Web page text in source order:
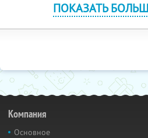
ПОКАЗАТЬ
Компания
Основное